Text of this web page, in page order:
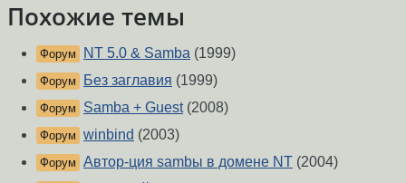
Похожие темы
Форум NT 5.0 & Samba (1999)
Форум Без заглавия (1999)
Форум Samba + Guest(2008)
Форум winbind (2003)
Форум Автор-ция sambы в домене NT (2004)